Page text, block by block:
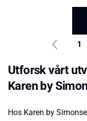
1
Utforsk vårt
Karen by
Hos Karen by